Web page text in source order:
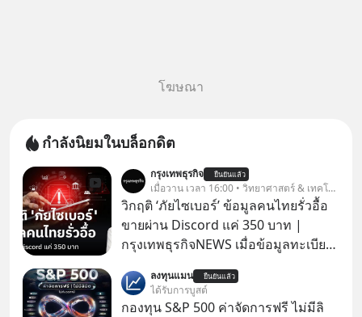
โฆษณา
กำลังนิยมในบล็อกดิต
กรุงเทพธุรกิจ ยืนยันแล้ว
เมื่อวาน เวลา 16:00 • วิทยาศาสตร์ & เทคโนโลยี
วิกฤติ ‘ภัยไซเบอร์’ ข้อมูลคนไทยรั่วอื้อ
ขายผ่าน Discord แค่ 350 บาท |
กรุงเทพธุรกิจNEWS เมื่อข้อมูลทะเบียน
ในมือมิจฉาชีพ และถูกขายในตลาดมืด
ด้วยราคา 350 บาท รัฐบาลทำยังไงต่อ?
ลงทุนแมน ยืนยันแล้ว
ได้รับการบูสต์
กองทุน S&P 500 ค่าจัดการฟรี ไม่มีลิ